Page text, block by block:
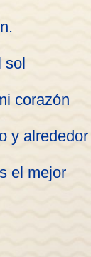
sol
corazón
y alrededor
el mejor